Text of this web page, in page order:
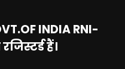
INDIA RNI-
हैं।